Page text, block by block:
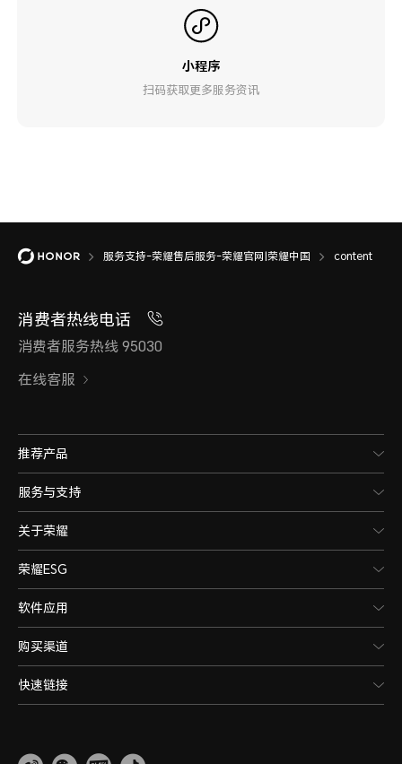
小程序
扫码获取更多服务资讯
服务支持-荣耀售后服务-荣耀官网|荣耀中国 content
消费者热线电话
消费者服务热线 95030
在线客服
推荐产品
服务与支持
关于荣耀
荣耀ESG
软件应用
购买渠道
快速链接